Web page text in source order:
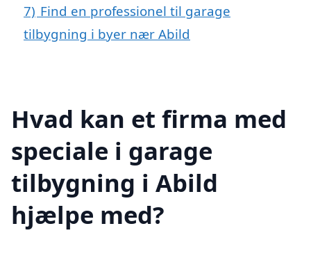
7) Find en professionel til garage
tilbygning i byer nær Abild
Hvad kan et firma med
speciale i garage
tilbygning i Abild
hjælpe med?